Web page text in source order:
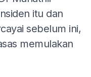
itu dan
sebelum ini,
memulakan